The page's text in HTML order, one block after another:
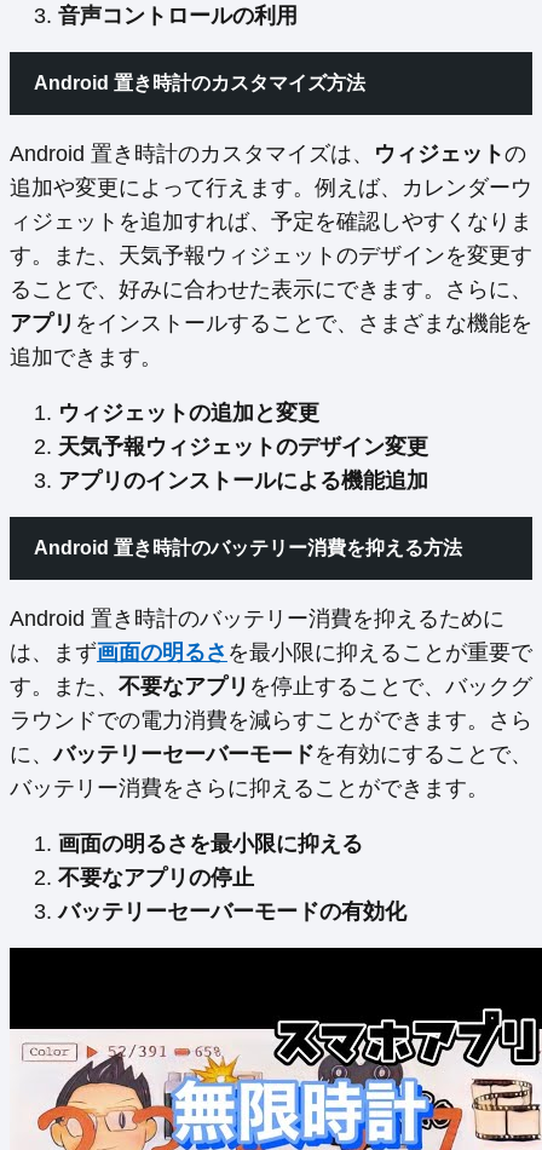
音声コントロールの利用
Android 置き時計のカスタマイズ方法
Android 置き時計のカスタマイズは、 ウィジェットの
追加や変更によって行えます。例えば、カレンダーウ
ィジェットを追加すれば、予定を確認しやすくなりま
す。また、天気予報ウィジェットのデザインを変更す
ることで、好みに合わせた表示にできます。さらに、
アプリ をインストールすることで、さまざまな機能を
追加できます。
ウィジェットの追加と変更
天気予報ウィジェットのデザイン変更
アプリのインストールによる機能追加
Android 置き時計のバッテリー消費を抑える方法
Android 置き時計のバッテリー消費を抑えるために
は、まず画面の明るさ を最小限に抑えることが重要で
す。また、 不要なアプリ を停止することで、バックグ
ラウンドでの電力消費を減らすことができます。さら
に、バッテリーセーバーモードを有効にすることで、
バッテリー消費をさらに抑えることができます。
画面の明るさを最小限に抑える
不要なアプリの停止
バッテリーセーバーモードの有効化